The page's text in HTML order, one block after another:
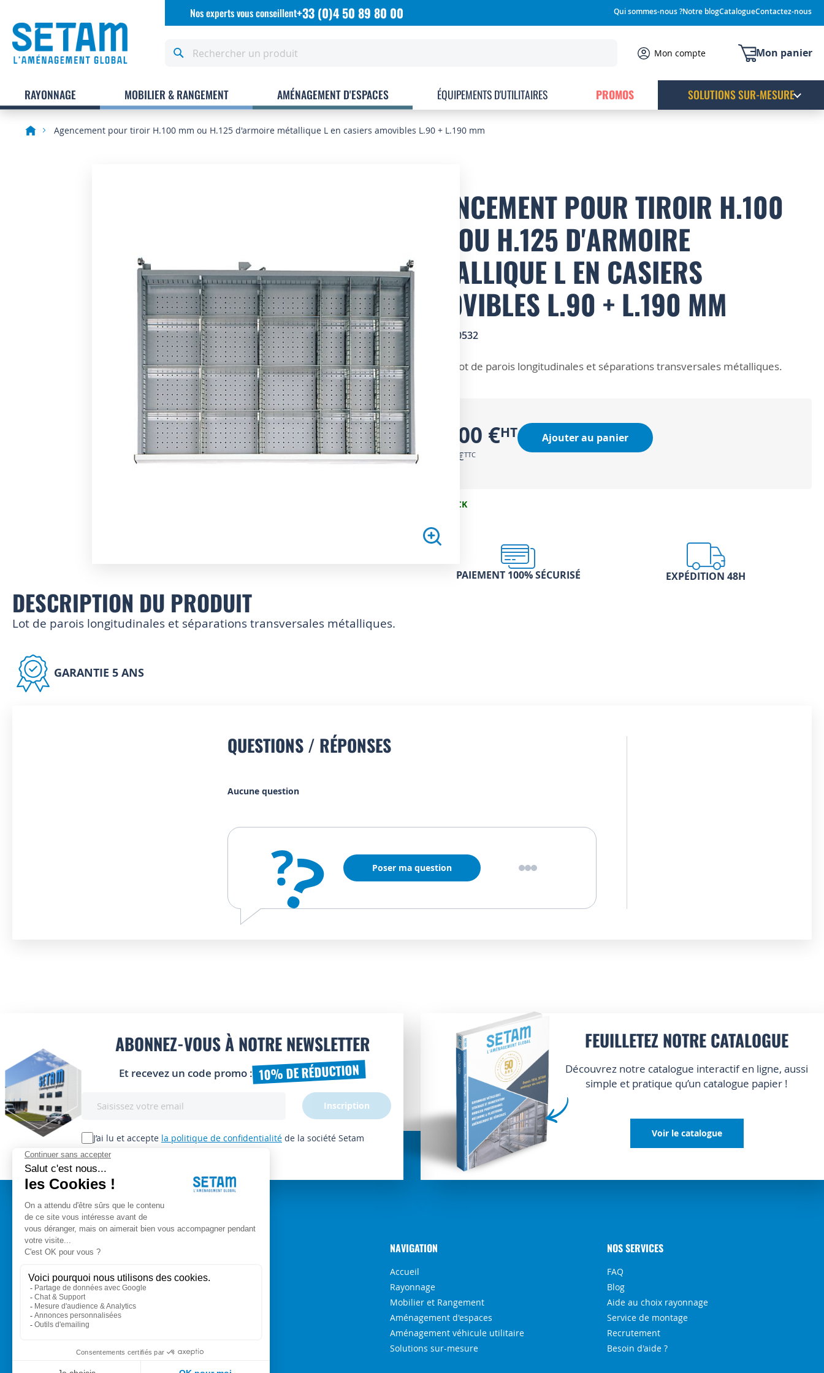
Allez
Qui sommes-nous ?Notre blogCatalogueContactez-nous
Nos experts vous conseillent+33 (0)4 50 89 80 00
Mon panier
Mon compte
RAYONNAGE MOBILIER & RANGEMENT AMÉNAGEMENT D'ESPACES ÉQUIPEMENTS D'UTILITAIRES PROMOS SOLUTIONS SUR-MESURE
Agencement pour tiroir H.100 mm ou H.125 d'armoire métallique L en casiers amovibles L.90 + L.190 mm
the
beginning
of
the
gallery
AGENCEMENT POUR TIROIR H.100
MM OU H.125 D'ARMOIRE
MÉTALLIQUE L EN CASIERS
AMOVIBLES L.90 + L.190 MM
4GB0532
Lot de parois longitudinales et séparations transversales métalliques.
48,00 €
57,60 €
Ajouter au panier
EN STOCK
PAIEMENT 100% SÉCURISÉ EXPÉDITION 48H
DESCRIPTION DU PRODUIT
Lot de parois longitudinales et séparations transversales métalliques.
GARANTIE 5 ANS
QUESTIONS / RÉPONSES
Aucune question
?
? Poser ma question
ABONNEZ-VOUS À NOTRE NEWSLETTER
Et recevez un code promo : 10% DE RÉDUCTION
lettre
d’information
:
J’ai lu et accepte la politique de confidentialité de la société Setam
Inscription
FEUILLETEZ NOTRE CATALOGUE
Découvrez notre catalogue interactif en ligne, aussi
simple et pratique qu’un catalogue papier !
Voir le catalogue
Setam Siège Social
153, rue de L'Arve
74950 SCIONZIER
Nos experts vous conseillent
Qui sommes-nous ?
Contact
NAVIGATION
Accueil
Rayonnage
Mobilier et Rangement
Aménagement d'espaces
Aménagement véhicule utilitaire
Solutions sur-mesure
NOS SERVICES
FAQ
Blog
Aide au choix rayonnage
Service de montage
Recrutement
Besoin d'aide ?